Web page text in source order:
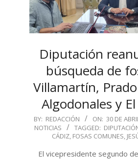
Diputación
búsqueda de
Villamartín,
Algodonales y
2024-
04-
BY: REDACCIÓN ON: 30 DE
NOTICIAS
TAGGED:
CÁDIZ, FOSAS COMUNES,
El vicepresidente segundo